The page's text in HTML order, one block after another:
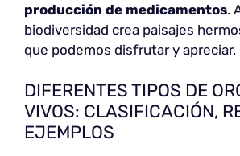
producción de medicamentos.
biodiversidad crea paisajes
que podemos disfrutar y apreciar.
DIFERENTES TIPOS DE
VIVOS: CLASIFICACIÓN,
EJEMPLOS